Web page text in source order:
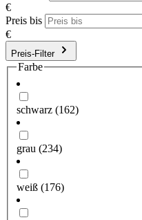
€
Preis bis
€
Preis-Filter
Farbe
schwarz (162)
grau (234)
weiß (176)